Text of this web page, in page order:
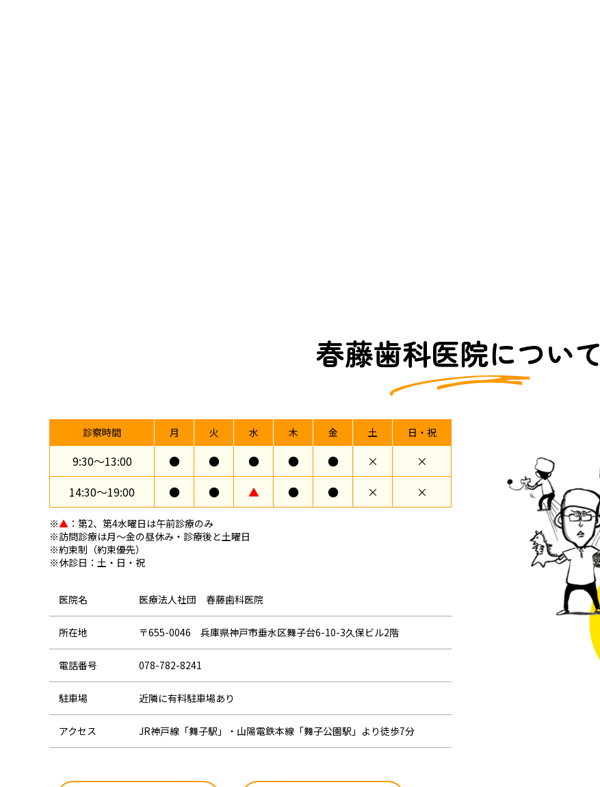
春藤歯科医院について
診察時間 月 火 水 木 金 土 日・祝
9:30〜13:00 ● ● ● ● ● ×
×
14:30〜19:00
● ● ▲ ● ● × ×
※▲ ：第2、第4水曜日は午前診療のみ
※訪問診療は月～金の昼休み・診療後と土曜日
※約束制（約束優先）
※休診日：土・日・祝
医院名 医療法人社団 春藤歯科医院
所在地 〒655-0046 兵庫県神戸市垂水区舞子台6-10-3久保ビル2階
電話番号 078-782-8241
駐車場 近隣に有料駐車場あり
アクセス JR神戸線「舞子駅」・山陽電鉄本線「舞子公園駅」より徒歩7分